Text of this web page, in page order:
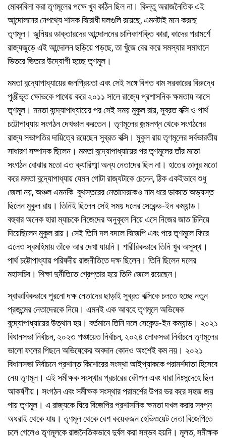
মোকাবিলা করা তৃণমূলের পক্ষে খুব কঠিন ছিল না। কিন্তু অরাজনৈতিক এই
আন্দোলনের নেপথ্যে শাসক বিরোধী দলগুলি রয়েছে, এমনটাই মনে করছে
তৃণমূল। জুনিয়র ডাক্তারদের আন্দোলনের চালিকাশক্তি কারা, কাদের পরামর্শে
রাজ্যজুড়ে এই আন্দোলন ছড়িয়ে পড়ছে, তা খুঁজে বের করে সমস্যার সমাধানে
ভিতরে ভিতরে উদ্যোগী হচ্ছে তৃণমূল।
মমতা বন্দ্যোপাধ্যায়ের জনপ্রিয়তা এবং সেই সঙ্গে বিগত বাম সরকারের বিরুদ্ধে
পুঞ্জীভূত ক্ষোভকে পাথেয় করে ২০১১ সালে রাজ্যে প্রশাসনিক ক্ষমতায় আসে
তৃণমূল। মমতা বন্দ্যোপাধ্যায়ের পর সেই সময় মুকুল রায়, সুব্রত বক্সি ও পার্থ
চট্টোপাধ্যায় সংগঠন দেখভাল করতেন। তৃণমূলের জন্মলগ্ন থেকে সংগঠনের
রাজ্য সভাপতির দায়িত্বে রয়েছেন সুব্রত বক্সি। মুকুল রায় তৃণমূলের সর্বভারতীয়
সাধারণ সম্পাদক ছিলেন। মমতা বন্দ্যোপাধ্যায়ের পর তৃণমূলের তাঁর মতো
সংগঠন বোঝার মতো এত ক্যারিশ্মা অন্য নেতাদের ছিল না। হাতের তালুর মতো
করে মমতা বন্দ্যোপাধ্যায় যেমন গোটা রাজ্যটাকে চেনেন, ঠিক একইভাবে শুধু
জেলা নয়, অঞ্চল এমনকি বুথস্তরের নেতাদেরকেও নাম ধরে ডাকতে অভ্যস্ত
ছিলেন মুকুল রায়। তিনিই ছিলেন সেই সময় দলের সেকেন্ড-ইন কম্যান্ড।
বহুবার অনেক হারা ম্যাচকে নিজেদের অনুকূলে নিয়ে এসে নিজের জাত চিনিয়ে
দিয়েছিলেন মুকুল রায়। সেই তিনি দল বদলে বিজেপি এবং পরে তৃণমূলে ফিরে
এলেও স্বমহিমায় তাঁকে আর দেখা যায়নি। শারীরিকভাবে তিনি খুব অসুস্থ।
পার্থ চট্টোপাধ্যায় পরিষদীয় রাজনীতিতে দক্ষ ছিলেন। তিনি ছিলেন দলের
মহাসচিব। শিক্ষা দুর্নীতিতে গ্রেপ্তার হয়ে তিনি জেলে রয়েছেন।
স্বাভাবিকভাবে পুরনো দক্ষ নেতাদের ছাড়াই সুব্রত বক্সিকে চলতে হচ্ছে নতুন
প্রজন্মের নেতাদেরকে নিয়ে। এমনই এক আবহে তৃণমূলে অভিষেক
বন্দ্যোপাধ্যায়ের উত্থান হয়। বর্তমানে তিনি দলে সেকেন্ড-ইন কম্যান্ড। ২০২১
বিধানসভা নির্বাচন, ২০২৩ পঞ্চায়েত নির্বাচন, ২০২৪ লোকসভা নির্বাচনে তৃণমূলের
ভালো ফলের পিছনে অভিষেকের অবদান কোনও অংশেই কম নয়। ২০২১
বিধানসভা নির্বাচনে প্রশান্ত কিশোরের সংস্থা আইপ্যাককে পরামর্শদাতা হিসেবে
নেয় তৃণমূল। এই সমীক্ষক সংস্থার প্রচারের কৌশল এবং ধারা নিঃসন্দেহে ছিল
আকর্ষণীয়। সংগঠন এবং সমীক্ষক সংস্থার পরামর্শের উপর ভর করে সহজ জয়
পায় তৃণমূল। এ রাজ্যকে ঘিরে বিজেপির প্রশাসনিক ক্ষমতা দখল করার স্বপ্ন
অধরাই থেকে যায়। তৃণমূল থেকে বেশ কয়েকজন হেভিওয়েট নেতা বিজেপিতে
চলে গেলেও তৃণমূলকে রাজনৈতিকভাবে দুর্বল করা সম্ভব হয়নি। মূলত, সমীক্ষক